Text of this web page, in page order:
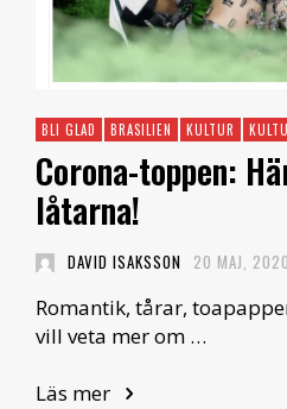
BLI GLAD BRASILIEN KULTUR
Corona-toppen:
låtarna!
DAVID ISAKSSON 20 MAJ, 2020
Romantik, tårar,
vill veta mer om …
Läs mer